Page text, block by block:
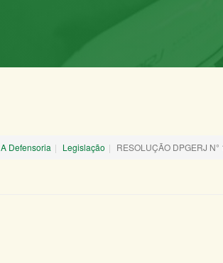
A Defensoria Legislação RESOLUÇÃO DPGERJ